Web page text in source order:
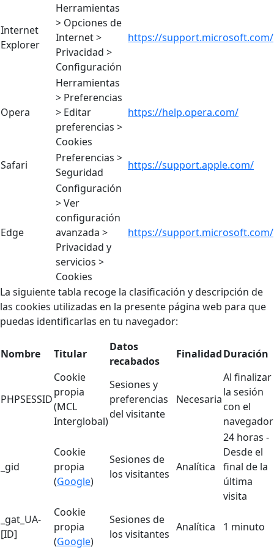
Internet
Explorer
Herramientas
> Opciones de
Internet >
Privacidad >
Configuración
https://support.microsoft.com/
Opera
Herramientas
> Preferencias
> Editar
preferencias >
Cookies
https://help.opera.com/
Safari
Preferencias >
Seguridad
https://support.apple.com/
Edge
Configuración
> Ver
configuración
avanzada >
Privacidad y
servicios >
Cookies
https://support.microsoft.com/
La siguiente tabla recoge la clasificación y descripción de
las cookies utilizadas en la presente página web para que
puedas identificarlas en tu navegador:
Nombre Titular
Datos
recabados
FinalidadDuración
PHPSESSID
Cookie
propia
(MCL
Interglobal)
Sesiones y
preferencias
del visitante
Necesaria
Al finalizar
la sesión
con el
navegador
_gid
Cookie
propia
(Google)
Sesiones de
los visitantes
Analítica
24 horas -
Desde el
final de la
última
visita
_gat_UA-
[ID]
Cookie
propia
(Google)
Sesiones de
los visitantes
Analítica 1 minuto